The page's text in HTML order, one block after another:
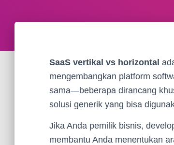
SaaS vertikal vs horizontal
mengembangkan platform
sama—beberapa dirancang
solusi generik yang bisa
Jika Anda pemilik bisnis,
membantu Anda menentukan